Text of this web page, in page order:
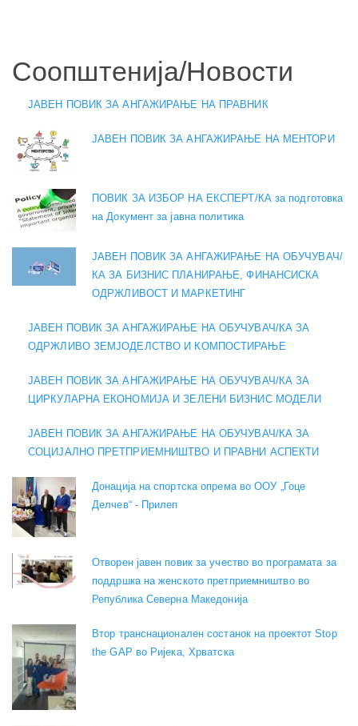
Соопштенија/Новости
ЈАВЕН ПОВИК ЗА АНГАЖИРАЊЕ НА ПРАВНИК
ЈАВЕН ПОВИК ЗА АНГАЖИРАЊЕ НА МЕНТОРИ
ПОВИК ЗА ИЗБОР НА ЕКСПЕРТ/КА за подготовка
на Документ за јавна политика
ЈАВЕН ПОВИК ЗА АНГАЖИРАЊЕ НА ОБУЧУВАЧ/
КА ЗА БИЗНИС ПЛАНИРАЊЕ, ФИНАНСИСКА
ОДРЖЛИВОСТ И МАРКЕТИНГ
ЈАВЕН ПОВИК ЗА АНГАЖИРАЊЕ НА ОБУЧУВАЧ/КА ЗА
ОДРЖЛИВО ЗЕМЈОДЕЛСТВО И КОМПОСТИРАЊЕ
ЈАВЕН ПОВИК ЗА АНГАЖИРАЊЕ НА ОБУЧУВАЧ/КА ЗА
ЦИРКУЛАРНА ЕКОНОМИЈА И ЗЕЛЕНИ БИЗНИС МОДЕЛИ
ЈАВЕН ПОВИК ЗА АНГАЖИРАЊЕ НА ОБУЧУВАЧ/КА ЗА
СОЦИЈАЛНО ПРЕТПРИЕМНИШТВО И ПРАВНИ АСПЕКТИ
Донација на спортска опрема во ООУ „Гоце
Делчев“ - Прилеп
Отворен јавен повик за учество во програмата за
поддршка на женското претприемништво во
Република Северна Македонија
Втор транснационален состанок на проектот Stop
the GAP во Ријека, Хрватска